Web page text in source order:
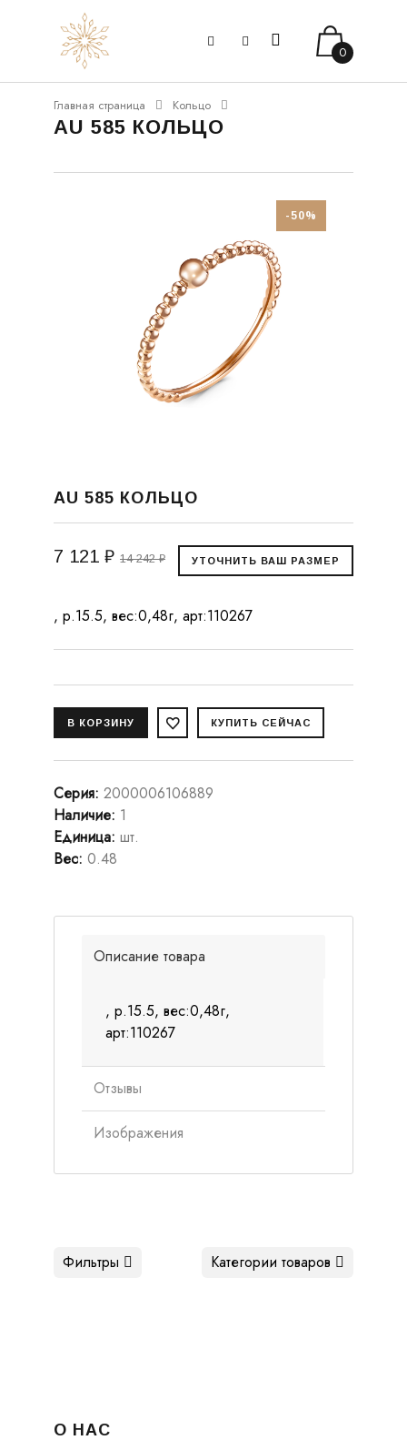
0
Главная страница Кольцо
AU 585 КОЛЬЦО
-50%
AU 585 КОЛЬЦО
7 121 ₽ 14 242 ₽
, р.15.5, вес:0,48г, арт:110267
Серия: 2000006106889
Наличие: 1
Единица: шт.
Вес: 0.48
Описание товара
, р.15.5, вес:0,48г,
арт:110267
Отзывы
Изображения
Категории товаров
Фильтры
О НАС